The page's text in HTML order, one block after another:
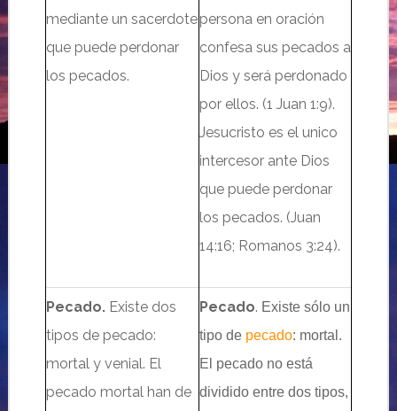
mediante un sacerdote
que puede perdonar
los pecados.
persona en oración
confesa sus pecados a
Dios y será perdonado
por ellos. (1 Juan 1:9).
Jesucristo es el unico
intercesor ante Dios
que puede perdonar
los pecados. (Juan
14:16; Romanos 3:24).
Pecado.Existe dos
tipos de pecado:
mortal y venial. El
pecado mortal han de
Pecado. Existe sólo un
tipo de pecado: mortal.
El pecado no está
dividido entre dos tipos,